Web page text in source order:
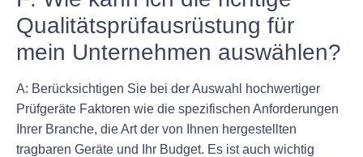
Qualitätsprüfausrüstung für
mein Unternehmen auswählen?
A: Berücksichtigen Sie bei der Auswahl hochwertiger
Prüfgeräte Faktoren wie die spezifischen Anforderungen
Ihrer Branche, die Art der von Ihnen hergestellten
tragbaren Geräte und Ihr Budget. Es ist auch wichtig